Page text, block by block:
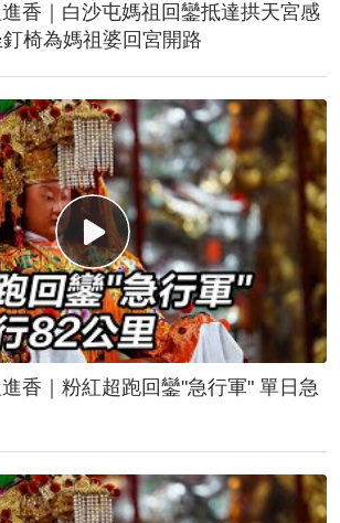
香｜白沙屯媽祖回鑾抵達拱天宮感
椅為媽祖婆回宮開路
｜粉紅超跑回鑾"急行軍" 單日急